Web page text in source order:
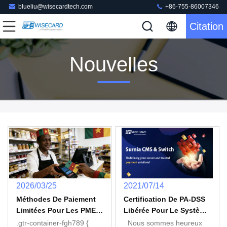
blueliu@wisecardtech.com +86-755-86007346
Citation
Nouvelles
2026/03/25
Méthodes De Paiement
Limitées Pour Les PME
Camerounaises: Un
.gtr-container-fgh789 {
2021/07/14
Certification De PA-DSS
Libérée Pour Le Système
De Gestion De Carte De